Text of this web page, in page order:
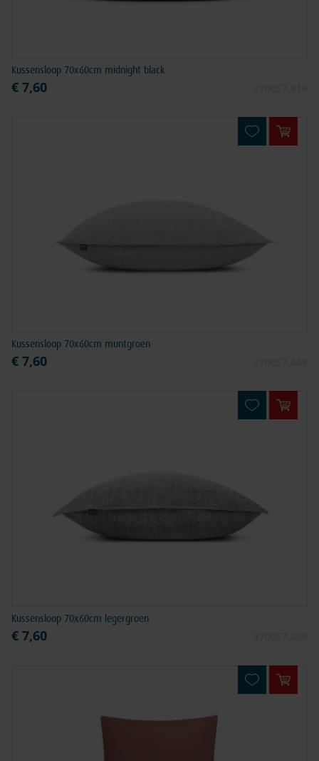
Kussensloop 70x60cm midnight black
€ 7,60
In
Kussensloop 70x60cm muntgroen
€ 7,60
In
Kussensloop 70x60cm legergroen
€ 7,60
In